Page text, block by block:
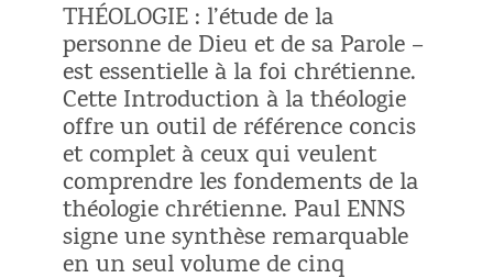
THÉOLOGIE : l’étude de la
personne de Dieu et de sa Parole –
est essentielle à la foi chrétienne.
Cette Introduction à la théologie
offre un outil de référence concis
et complet à ceux qui veulent
comprendre les fondements de la
théologie chrétienne. Paul ENNS
signe une synthèse remarquable
en un seul volume de cinq